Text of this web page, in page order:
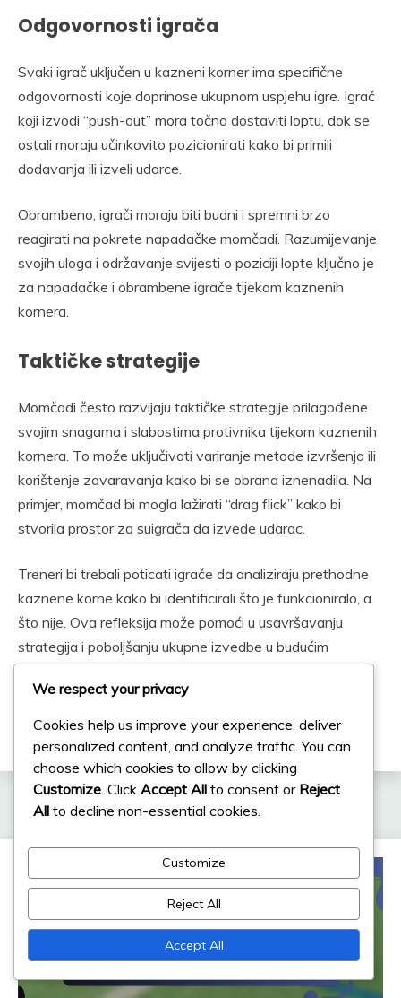
Odgovornosti igrača
Svaki igrač uključen u kazneni korner ima specifične
odgovornosti koje doprinose ukupnom uspjehu igre. Igrač
koji izvodi “push-out” mora točno dostaviti loptu, dok se
ostali moraju učinkovito pozicionirati kako bi primili
dodavanja ili izveli udarce.
Obrambeno, igrači moraju biti budni i spremni brzo
reagirati na pokrete napadačke momčadi. Razumijevanje
svojih uloga i održavanje svijesti o poziciji lopte ključno je
za napadačke i obrambene igrače tijekom kaznenih
kornera.
Taktičke strategije
Momčadi često razvijaju taktičke strategije prilagođene
svojim snagama i slabostima protivnika tijekom kaznenih
kornera. To može uključivati variranje metode izvršenja ili
korištenje zavaravanja kako bi se obrana iznenadila. Na
primjer, momčad bi mogla lažirati “drag flick” kako bi
stvorila prostor za suigrača da izvede udarac.
Treneri bi trebali poticati igrače da analiziraju prethodne
kaznene korne kako bi identificirali što je funkcioniralo, a
što nije. Ova refleksija može pomoći u usavršavanju
strategija i poboljšanju ukupne izvedbe u budućim
utakmicama. Prilagodba taktike na temelju specifičnog
konteksta igre ključna je za maksimiziranje prilika za
postizanje golovatijekom kaznenih kornera.
Related Posts
We respect your privacy
Cookies help us improve your experience, deliver
personalized content, and analyze traffic. You can
choose which cookies to allow by clicking
Customize . Click Accept All to consent or Reject
All to decline non-essential cookies.
Customize
Reject All
Accept All